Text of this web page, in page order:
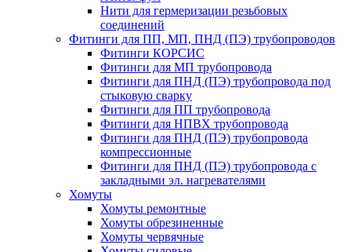
Нити для гермеризации резьбовых
соединений
Фитинги для ПП, МП, ПНД (ПЭ) трубопроводов
Фитинги КОРСИС
Фитинги для МП трубопровода
Фитинги для ПНД (ПЭ) трубопровода под
стыковую сварку
Фитинги для ПП трубопровода
Фитинги для НПВХ трубопровода
Фитинги для ПНД (ПЭ) трубопровода
компрессионные
Фитинги для ПНД (ПЭ) трубопровода с
закладными эл. нагревателями
Хомуты
Хомуты ремонтные
Хомуты обрезиненные
Хомуты червячные